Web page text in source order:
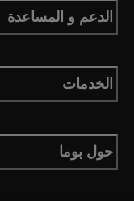
الدعم و المساعدة
الخدمات
حول بوما